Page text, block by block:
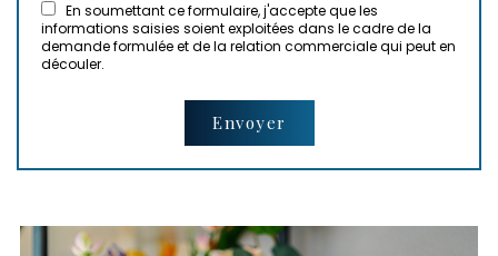
En soumettant ce formulaire, j'accepte que les
informations saisies soient exploitées dans le cadre de la
demande formulée et de la relation commerciale qui peut en
découler.